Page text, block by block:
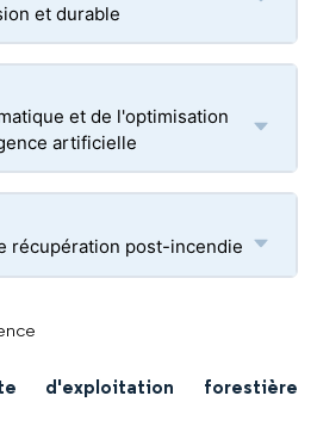
et durable
et de l'optimisation
artificielle
récupération post-incendie
d'exploitation forestière